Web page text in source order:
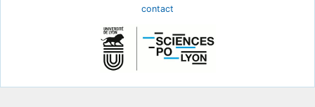
contact